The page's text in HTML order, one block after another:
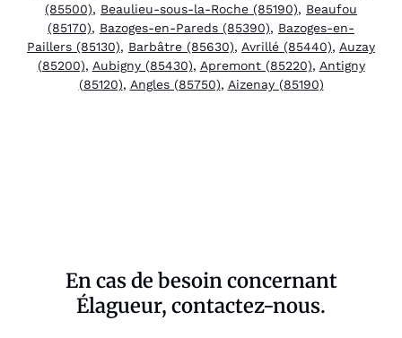
(85500), Beaulieu-sous-la-Roche (85190), Beaufou
(85170), Bazoges-en-Pareds (85390), Bazoges-en-
Paillers (85130), Barbâtre (85630), Avrillé (85440), Auzay
(85200), Aubigny (85430), Apremont (85220), Antigny
(85120), Angles (85750), Aizenay (85190)
En cas de besoin concernant
Élagueur, contactez-nous.